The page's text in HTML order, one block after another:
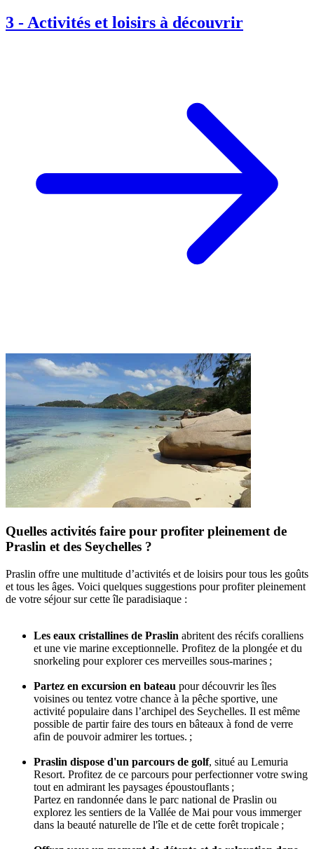
3 -Activités et loisirs à découvrir
Quelles activités faire pour profiter pleinement de
Praslin et des Seychelles ?
Praslin offre une multitude d’activités et de loisirs pour tous les goûts
et tous les âges. Voici quelques suggestions pour profiter pleinement
de votre séjour sur cette île paradisiaque :
Les eaux cristallines de Praslin abritent des récifs coralliens
et une vie marine exceptionnelle. Profitez de la plongée et du
snorkeling pour explorer ces merveilles sous-marines ;
Partez en excursion en bateau pour découvrir les îles
voisines ou tentez votre chance à la pêche sportive, une
activité populaire dans l’archipel des Seychelles. Il est même
possible de partir faire des tours en bâteaux à fond de verre
afin de pouvoir admirer les tortues. ;
Praslin dispose d'un parcours de golf, situé au Lemuria
Resort. Profitez de ce parcours pour perfectionner votre swing
tout en admirant les paysages époustouflants ;
Partez en randonnée dans le parc national de Praslin ou
explorez les sentiers de la Vallée de Mai pour vous immerger
dans la beauté naturelle de l'île et de cette forêt tropicale ;